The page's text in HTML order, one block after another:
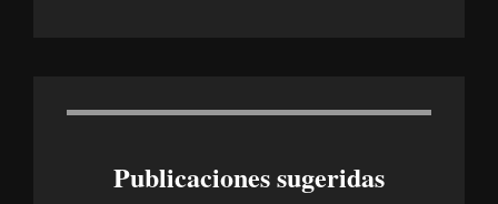
Publicaciones sugeridas